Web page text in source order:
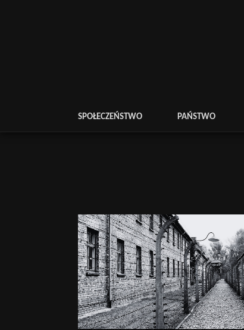
SPOŁECZEŃSTWO PAŃSTWO